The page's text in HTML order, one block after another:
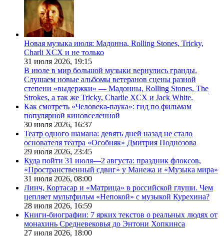
Новая музыка июля: Мадонна, Rolling Stones, Tricky,
Charli XCX и не только
31 июля 2026, 19:15
В июле в мир большой музыки вернулись гранды.
Слушаем новые альбомы ветеранов сцены разной
степени «выдержки» — Мадонны, Rolling Stones, The
Strokes, а так же Tricky, Charlie XCX и Jack White.
Как смотреть «Человека-паука»: гид по фильмам
популярной киновселенной
30 июля 2026, 16:37
Театр одного шамана: девять дней назад не стало
основателя театра «Особняк» Дмитрия Поднозова
29 июля 2026, 23:45
Куда пойти 31 июля—2 августа: праздник флоксов,
«Пространственный сдвиг» у Манежа и «Музыка мира»
31 июля 2026, 08:00
Линч, Кортасар и «Матрица» в российской глуши. Чем
цепляет мультфильм «Непокой» с музыкой Курехина?
28 июля 2026, 16:59
Книги-биографии: 7 ярких текстов о реальных людях от
монахинь Средневековья до Энтони Хопкинса
27 июля 2026, 18:00